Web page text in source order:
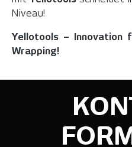
Niveau!
Yellotools – Innovation
Wrapping!